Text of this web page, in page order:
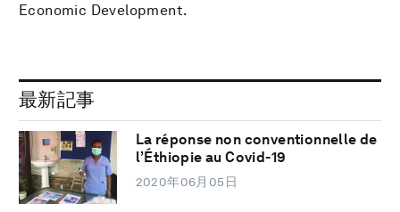
Economic Development.
最新記事
La réponse non conventionnelle de
l’Éthiopie au Covid-19
2020年06月05日